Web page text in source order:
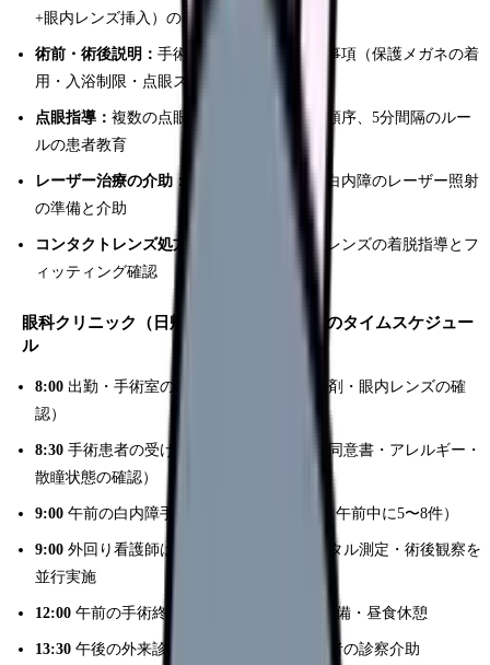
+眼内レンズ挿入）の器械出しと外回り
術前・術後説明： 手術の流れ・術後の注意事項（保護メガネの着
用・入浴制限・点眼スケジュール）の説明
点眼指導： 複数の点眼薬の使い分け、点眼順序、5分間隔のルー
ルの患者教育
レーザー治療の介助：
糖尿病網膜症・後発白内障のレーザー照射
の準備と介助
コンタクトレンズ処方の補助：
コンタクトレンズの着脱指導とフ
ィッティング確認
眼科クリニック（日帰り手術あり）の1日のタイムスケジュー
ル
8:00 出勤・手術室の準備（器械セット・薬剤・眼内レンズの確
認）
8:30 手術患者の受け入れ・術前チェック（同意書・アレルギー・
散瞳状態の確認）
9:00 午前の白内障手術開始（1件15〜20分、午前中に5〜8件）
9:00 外回り看護師は患者の入れ替え・バイタル測定・術後観察を
並行実施
12:00 午前の手術終了・器具の洗浄と滅菌準備・昼食休憩
13:30 午後の外来診療補助・術後1日目の患者の診察介助